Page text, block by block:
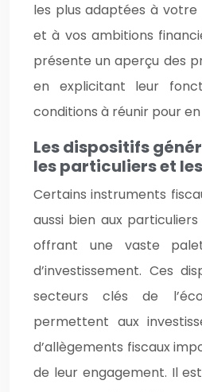
les plus adaptées à votre
et à vos ambitions
présente un aperçu des
en explicitant leur
conditions à réunir pour
Les dispositifs
les particuliers et
Certains instruments
aussi bien aux particuliers
offrant une vaste
d’investissement. Ces
secteurs clés de
permettent aux
d’allègements fiscaux
de leur engagement. Il